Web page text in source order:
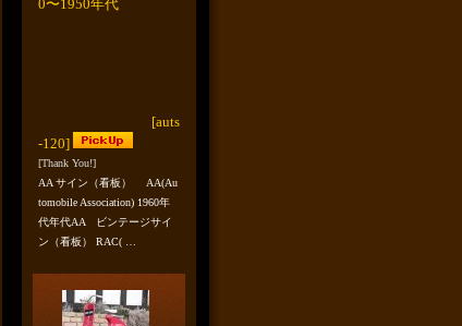
0〜1950年代
[auts
-120]
[Thank You!]
AA サイン（看板） AA(Au
tomobile Association) 1960年
代年代AA ビンテージサイ
ン（看板） RAC( …